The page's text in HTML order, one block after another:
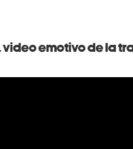
video emotivo de la